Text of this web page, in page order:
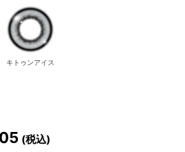
キトゥンアイス
(税込)